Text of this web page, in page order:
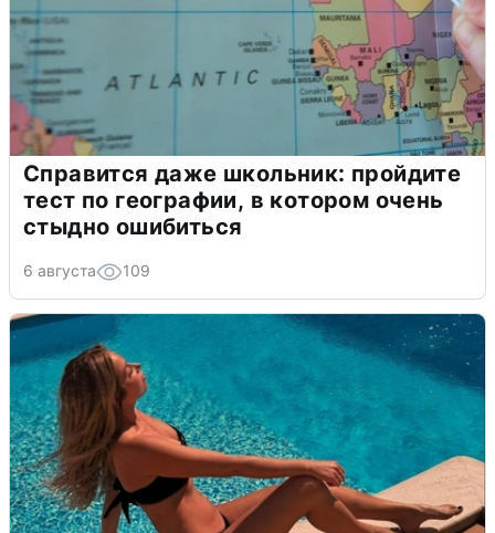
Справится даже школьник: пройдите
тест по географии, в котором очень
стыдно ошибиться
6 августа 109